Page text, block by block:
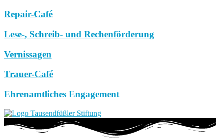
Repair-Café
Lese-, Schreib- und Rechenförderung
Vernissagen
Trauer-Café
Ehrenamtliches Engagement